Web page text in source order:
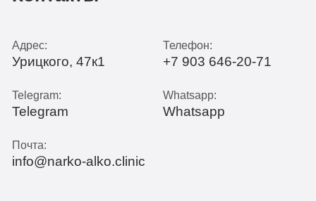
Адрес:
Урицкого, 47к1
Телефон:
+7 903 646-20-71
Telegram:
Telegram
Whatsapp:
Whatsapp
Почта:
info@narko-alko.clinic